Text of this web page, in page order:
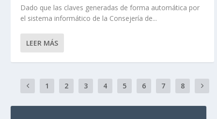
Dado que las claves generadas de forma automática por
el sistema informático de la Consejería de...
LEER MÁS
1 2 3 4 5 6 7 8